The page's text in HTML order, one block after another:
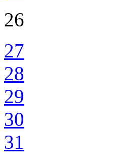
26
27
28
29
30
31